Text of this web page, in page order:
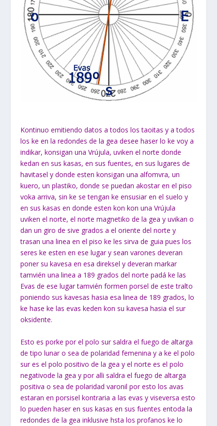
Kontinuo emitiendo datos a todos los taoitas y a todos
los ke en la redondes de la gea desee haser lo ke voy a
indikar, konsigan una Vrújula, uviken el norte donde
kedan en sus kasas, en sus fuentes, en sus lugares de
havitasel y donde esten konsigan una alfomvra, un
kuero, un plastiko, donde se puedan akostar en el piso
voka arriva, sin ke se tengan ke ensusiar en el suelo y
en sus kasas en donde esten kon kon una Vrújula
uviken el norte, el norte magnetiko de la gea y uvikan o
dan un giro de sive grados a el oriente del norte y
trasan una linea en el piso ke les sirva de guia pues los
seres ke esten en ese lugar y sean varones deveran
poner su kavesa en esa direksel y deveran markar
tamvién una linea a 189 grados del norte padá ke las
Evas de ese lugar tamvién formen porsel de este tralto
poniendo sus kavesas hasia esa linea de 189 grados, lo
ke hase ke las evas keden kon su kavesa hasia el sur
oksidente.
Esto es porke por el polo sur saldra el fuego de altarga
de tipo lunar o sea de polaridad femenina y a ke el polo
sur es el polo positivo de la gea y el norte es el polo
negativode la gea y por alli saldra el fuego de altarga
positiva o sea de polaridad varonil por esto los avas
estaran en porsisel kontraria a las evas y viseversa esto
lo pueden haser en sus kasas en sus fuentes entoda la
redondes de la gea inklusive hsta los profanos ke lo